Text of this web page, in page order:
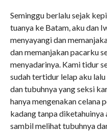
Seminggu berlalu sejak
tuanya ke Batam, aku dan
menyayangi dan
dan memanjakan pacarku
menyadarinya. Kami tidur
sudah tertidur lelap aku
dan tubuhnya yang seksi
hanya mengenakan celana
kadang tanpa diketahuinya
sambil melihat tubuhnya